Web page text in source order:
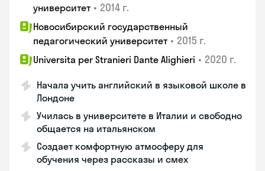
университет • 2014 г.
Новосибирский государственный
педагогический университет • 2015 г.
Universita per Stranieri Dante Alighieri • 2020 г.
Начала учить английский в языковой школе в
Лондоне
Училась в университете в Италии и свободно
общается на итальянском
Создает комфортную атмосферу для
обучения через рассказы и смех